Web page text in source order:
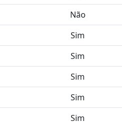
Não
Sim
Sim
Sim
Sim
Sim